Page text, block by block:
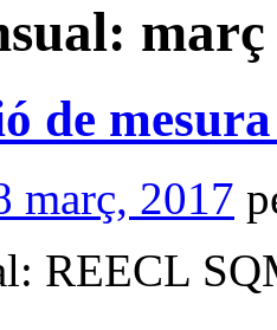
març
de
març, 2017
REECL